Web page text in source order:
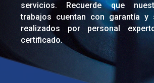
servicios. Recuerde que
trabajos cuentan con garantía y
realizados por personal
certificado.